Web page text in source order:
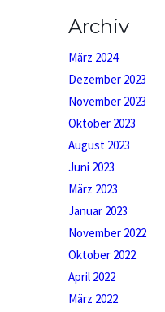
Archiv
März 2024
Dezember 2023
November 2023
Oktober 2023
August 2023
Juni 2023
März 2023
Januar 2023
November 2022
Oktober 2022
April 2022
März 2022